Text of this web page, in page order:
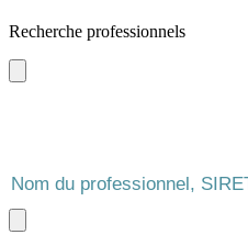
Recherche professionnels